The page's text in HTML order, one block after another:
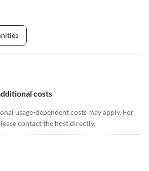
costs
usage-dependent costs may apply. For
contact the host directly.